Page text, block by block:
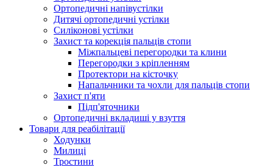
Ортопедичні напівустілки
Дитячі ортопедичні устілки
Силіконові устілки
Захист та корекція пальців стопи
Міжпальцеві перегородки та клини
Перегородки з кріпленням
Протектори на кісточку
Напальчники та чохли для пальців стопи
Захист п'яти
Підп'яточники
Ортопедичні вкладиші у взуття
Товари для реабілітації
Ходунки
Милиці
Тростини